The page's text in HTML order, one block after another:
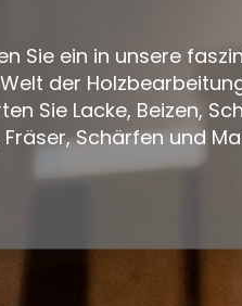
Sie ein in unsere
Welt der
Sie Lacke, Beizen,
Fräser, Schärfen und